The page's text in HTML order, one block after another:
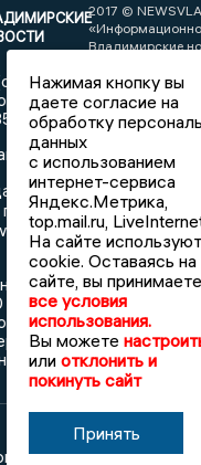
2017 ©
Владимирские
Мазов С. А.
8 (4922) 666916
редакции:
номер: серия Эл №
согласно выписке из
средств
службой по
технологий и
любого материала
Нажимая кнопку вы
даете согласие на
обработку
данных
с использованием
интернет-сервиса
Яндекс.Метрика,
top.mail.ru,
На сайте
cookie. Оставаясь на
сайте, вы принимаете
все условия
использования.
Вы можете
или отклонить и
покинуть сайт
Принять